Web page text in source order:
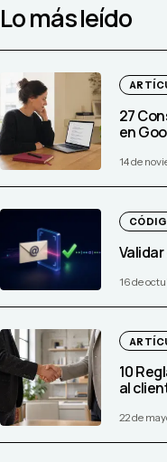
Lo más leído
27
en
14 de
16 de
10
al
22 de